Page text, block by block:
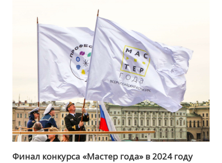
Финал конкурса «Мастер года» в 2024 году